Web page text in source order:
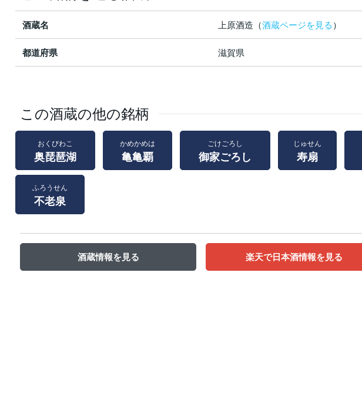
酒蔵名 上原酒造（酒蔵ページを見る ）
都道府県 滋賀県
この酒蔵の他の銘柄
おくびわこ
奥琵琶湖
かめかめは
亀亀覇
ごけごろし
御家ごろし
じゅせん
寿扇
ふろうせん
不老泉
酒蔵情報を見る 楽天で日本酒情報を見る